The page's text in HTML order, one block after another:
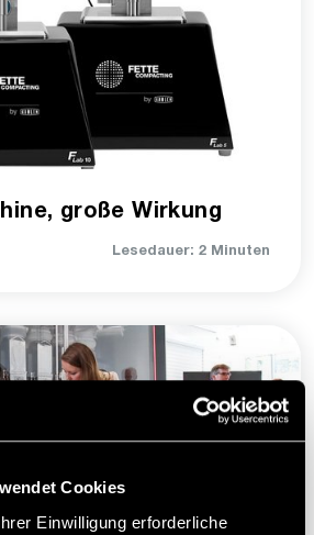
Cookies
Einwilligung erforderliche
große Wirkung
Lesedauer: 2 Minuten